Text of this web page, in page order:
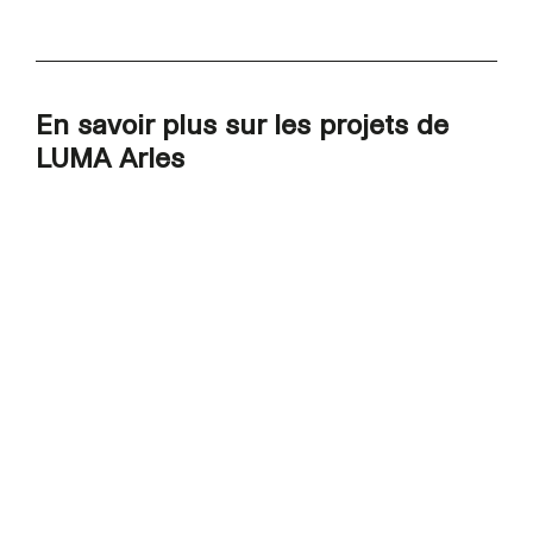
En savoir plus sur les projets de
LUMA Arles